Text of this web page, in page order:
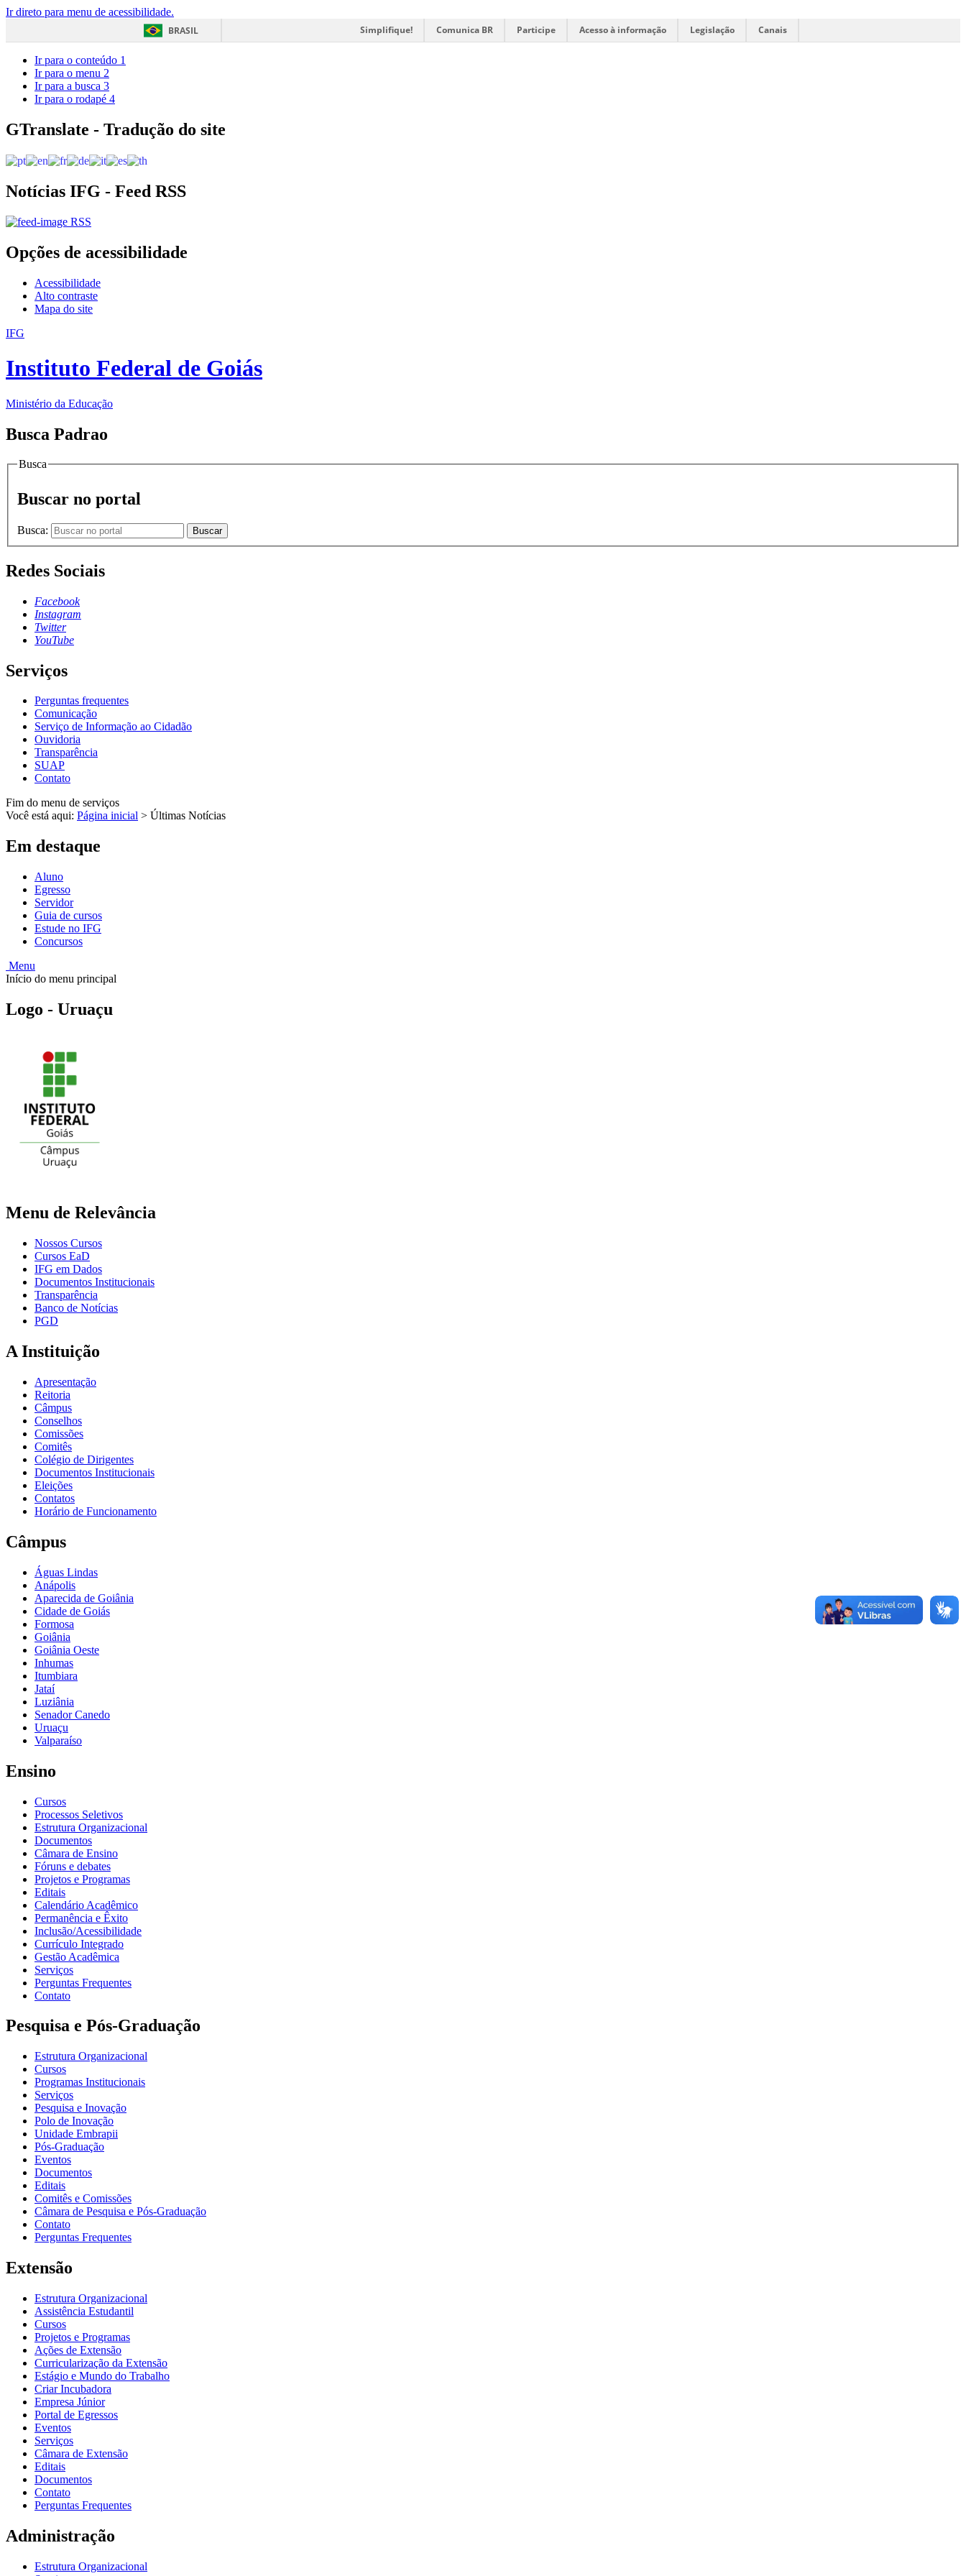
Ir direto para menu de acessibilidade.
BRASIL
Simplifique! Comunica BR Participe Acesso à informação Legislação Canais
Ir para o conteúdo 1
Ir para o menu 2
Ir para a busca 3
Ir para o rodapé 4
GTranslate - Tradução do site
Notícias IFG - Feed RSS
RSS
Opções de acessibilidade
Acessibilidade
Alto contraste
Mapa do site
IFG
Instituto Federal de Goiás
Ministério da Educação
Busca Padrao
Busca
Buscar no portal
Busca: Buscar
Redes Sociais
Facebook
Instagram
Twitter
YouTube
Serviços
Perguntas frequentes
Comunicação
Serviço de Informação ao Cidadão
Ouvidoria
Transparência
SUAP
Contato
Fim do menu de serviços
Você está aqui: Página inicial > Últimas Notícias
Em destaque
Aluno
Egresso
Servidor
Guia de cursos
Estude no IFG
Concursos
Menu
Início do menu principal
Logo - Uruaçu
Menu de Relevância
Nossos Cursos
Cursos EaD
IFG em Dados
Documentos Institucionais
Transparência
Banco de Notícias
PGD
A Instituição
Apresentação
Reitoria
Câmpus
Conselhos
Comissões
Comitês
Colégio de Dirigentes
Documentos Institucionais
Eleições
Contatos
Horário de Funcionamento
Câmpus
Águas Lindas
Anápolis
Aparecida de Goiânia
Cidade de Goiás
Formosa
Goiânia
Goiânia Oeste
Inhumas
Itumbiara
Jataí
Luziânia
Senador Canedo
Uruaçu
Valparaíso
Ensino
Cursos
Processos Seletivos
Estrutura Organizacional
Documentos
Câmara de Ensino
Fóruns e debates
Projetos e Programas
Editais
Calendário Acadêmico
Permanência e Êxito
Inclusão/Acessibilidade
Currículo Integrado
Gestão Acadêmica
Serviços
Perguntas Frequentes
Contato
Pesquisa e Pós-Graduação
Estrutura Organizacional
Cursos
Programas Institucionais
Serviços
Pesquisa e Inovação
Polo de Inovação
Unidade Embrapii
Pós-Graduação
Eventos
Documentos
Editais
Comitês e Comissões
Câmara de Pesquisa e Pós-Graduação
Contato
Perguntas Frequentes
Extensão
Estrutura Organizacional
Assistência Estudantil
Cursos
Projetos e Programas
Ações de Extensão
Curricularização da Extensão
Estágio e Mundo do Trabalho
Criar Incubadora
Empresa Júnior
Portal de Egressos
Eventos
Serviços
Câmara de Extensão
Editais
Documentos
Contato
Perguntas Frequentes
Administração
Estrutura Organizacional